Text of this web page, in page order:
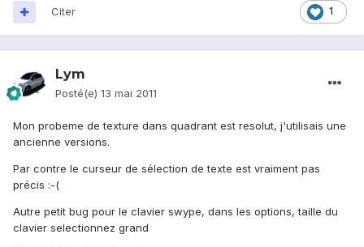
1
Citer
Lym
Posté(e) 13 mai 2011
Mon probeme de texture dans quadrant est resolut, j'utilisais une
ancienne versions.
Par contre le curseur de sélection de texte est vraiment pas
précis :-(
Autre petit bug pour le clavier swype, dans les options, taille du
clavier selectionnez grand